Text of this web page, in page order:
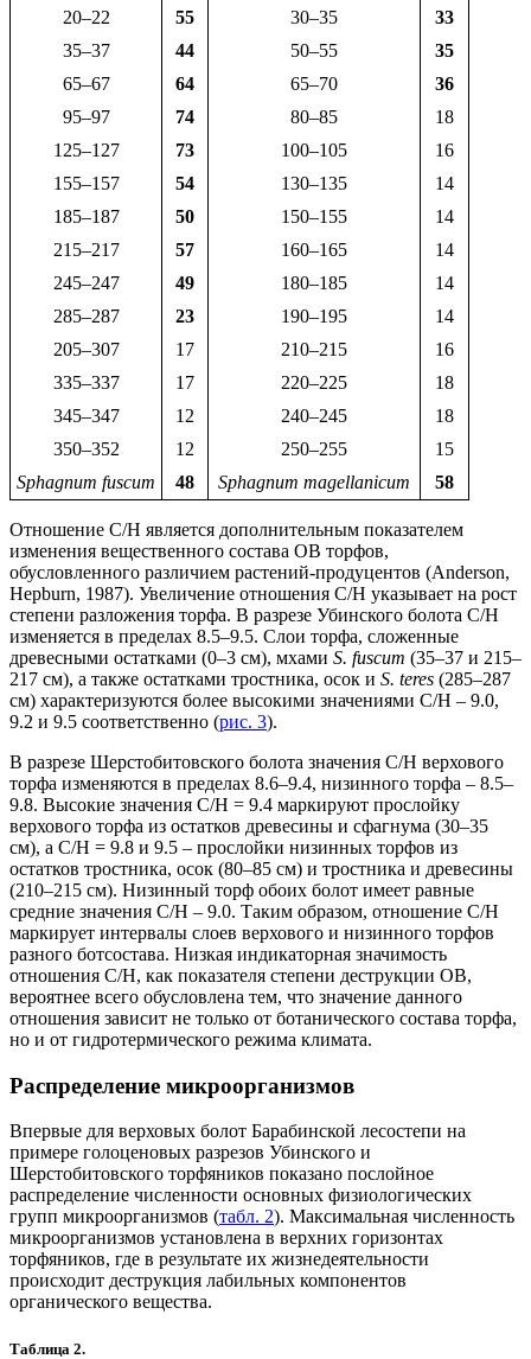
20–22 55 30–35
33
35–37
44 50–55
35
65–67
64 65–70
36
95–97
74 80–85
18
125–127
73 100–105
16
155–157
54 130–135
14
185–187
50 150–155
14
215–217
57 160–165
14
245–247
49 180–185
14
285–287
23 190–195
14
205–307
17 210–215
16
335–337
17 220–225
18
345–347
12 240–245
18
350–352
12 250–255
15
Sphagnum fuscum
48 Sphagnum magellanicum 58
Отношение C/H является дополнительным показателем
изменения вещественного состава ОВ торфов,
обусловленного различием растений-продуцентов (Anderson,
Hepburn, 1987). Увеличение отношения C/H указывает на рост
степени разложения торфа. В разрезе Убинского болота C/H
изменяется в пределах 8.5–9.5. Слои торфа, сложенные
древесными остатками (0–3 см), мхами S. fuscum (35–37 и 215–
217 см), а также остатками тростника, осок и S. teres (285–287
см) характеризуются более высокими значениями C/H – 9.0,
9.2 и 9.5 соответственно (рис. 3).
В разрезе Шерстобитовского болота значения C/H верхового
торфа изменяются в пределах 8.6–9.4, низинного торфа – 8.5–
9.8. Высокие значения C/H = 9.4 маркируют прослойку
верхового торфа из остатков древесины и сфагнума (30–35
см), а C/H = 9.8 и 9.5 – прослойки низинных торфов из
остатков тростника, осок (80–85 см) и тростника и древесины
(210–215 см). Низинный торф обоих болот имеет равные
средние значения C/H – 9.0. Таким образом, отношение C/H
маркирует интервалы слоев верхового и низинного торфов
разного ботсостава. Низкая индикаторная значимость
отношения C/H, как показателя степени деструкции ОВ,
вероятнее всего обусловлена тем, что значение данного
отношения зависит не только от ботанического состава торфа,
но и от гидротермического режима климата.
Распределение микроорганизмов
Впервые для верховых болот Барабинской лесостепи на
примере голоценовых разрезов Убинского и
Шерстобитовского торфяников показано послойное
распределение численности основных физиологических
групп микроорганизмов (табл. 2). Максимальная численность
микроорганизмов установлена в верхних горизонтах
торфяников, где в результате их жизнедеятельности
происходит деструкция лабильных компонентов
органического вещества.
Таблица 2.